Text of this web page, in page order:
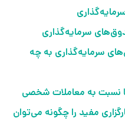
سرمایه‌گذاری
سرمایه‌گذاری به چه
نسبت به معاملات شخصی
مفید را چگونه می‌توان